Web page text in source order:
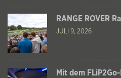
RANGE ROVER
JULI 9, 2026
Mit dem